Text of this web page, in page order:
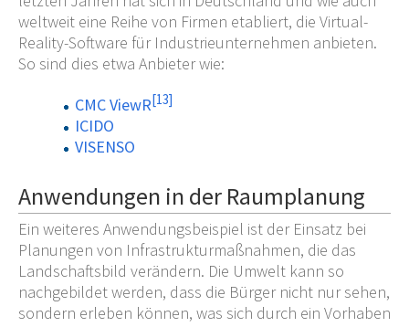
weltweit eine Reihe von Firmen etabliert, die Virtual-
Reality-Software für Industrieunternehmen anbieten.
So sind dies etwa Anbieter wie:
CMC ViewR[13]
ICIDO
VISENSO
Anwendungen in der Raumplanung
Ein weiteres Anwendungsbeispiel ist der Einsatz bei
Planungen von Infrastrukturmaßnahmen, die das
Landschaftsbild verändern. Die Umwelt kann so
nachgebildet werden, dass die Bürger nicht nur sehen,
sondern erleben können, was sich durch ein Vorhaben